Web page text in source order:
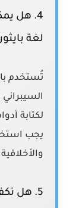
4. هل
لغة
تُستخدم
يجب
5. هل